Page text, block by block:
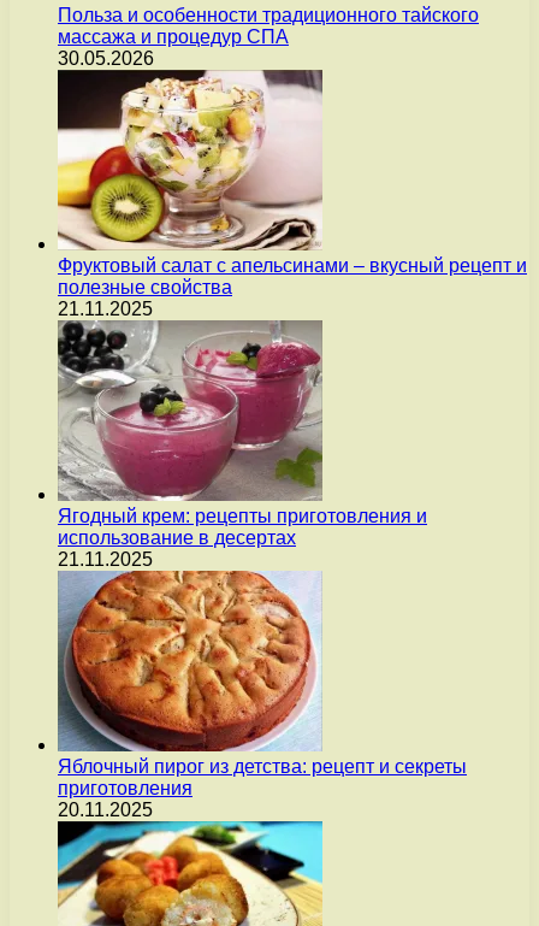
Польза и особенности традиционного тайского
массажа и процедур СПА
30.05.2026
Фруктовый салат с апельсинами – вкусный рецепт и
полезные свойства
21.11.2025
Ягодный крем: рецепты приготовления и
использование в десертах
21.11.2025
Яблочный пирог из детства: рецепт и секреты
приготовления
20.11.2025